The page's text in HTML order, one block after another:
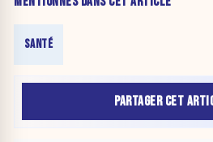
SANTÉ
PARTAGER CET